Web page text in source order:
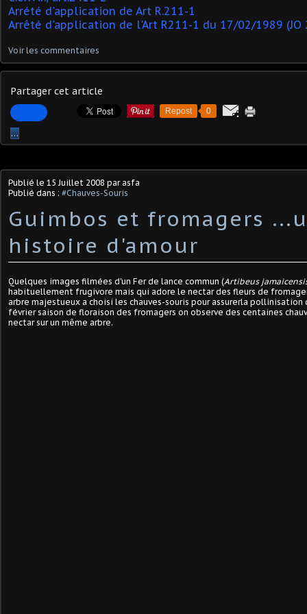
Arrété d'application de Art R.211-1
Arrêté d'application de l'Art R211-1 du 17/02/1989 (JO
Voir les commentaires
Partager cet article
Repost 0
…
Publié le 15 Juillet 2008 par asfa
Publié dans : #Chauves-Souris
Guimbos et fromagers
histoire d'amour
Quelques images filmées d'un Fer de lance commun (Artibeus
habituellement frugivore mais qui adore le nectar des fleurs de
arbre majestueux a choisi les chauves-souris pour assurerla pollinisation
février saison de floraison des fromagers on observe des centaines
nectar sur un même arbre.